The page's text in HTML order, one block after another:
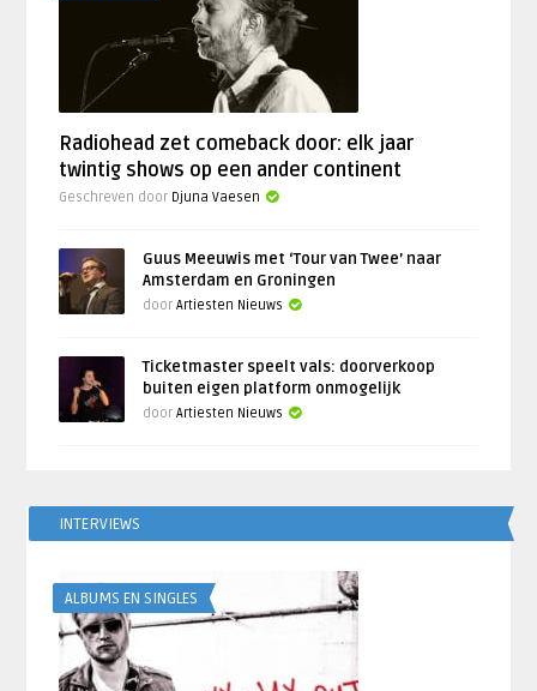
Radiohead zet comeback door: elk jaar
twintig shows op een ander continent
Geschreven door Djuna Vaesen
Guus Meeuwis met ‘Tour van Twee’ naar
Amsterdam en Groningen
doorArtiesten Nieuws
Ticketmaster speelt vals: doorverkoop
buiten eigen platform onmogelijk
doorArtiesten Nieuws
INTERVIEWS
ALBUMS EN SINGLES